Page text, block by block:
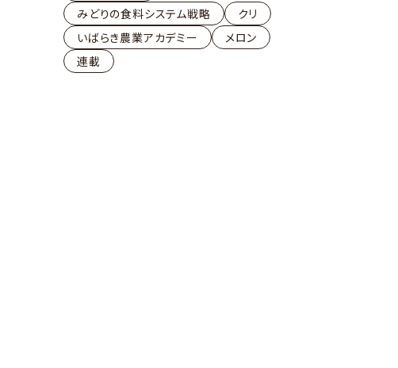
みどりの食料システム戦略
クリ
いばらき農業アカデミー
メロン
連載